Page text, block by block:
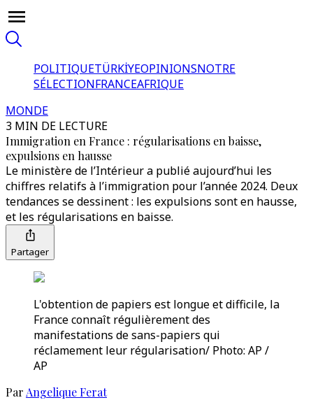
POLITIQUETÜRKİYEOPINIONSNOTRE
SÉLECTIONFRANCEAFRIQUE
MONDE
3 MIN DE LECTURE
Immigration en France : régularisations en baisse,
expulsions en hausse
Le ministère de l’Intérieur a publié aujourd’hui les
chiffres relatifs à l’immigration pour l’année 2024. Deux
tendances se dessinent : les expulsions sont en hausse,
et les régularisations en baisse.
Partager
L'obtention de papiers est longue et difficile, la
France connaît régulièrement des
manifestations de sans-papiers qui
réclamement leur régularisation/ Photo: AP /
AP
Par Angelique Ferat